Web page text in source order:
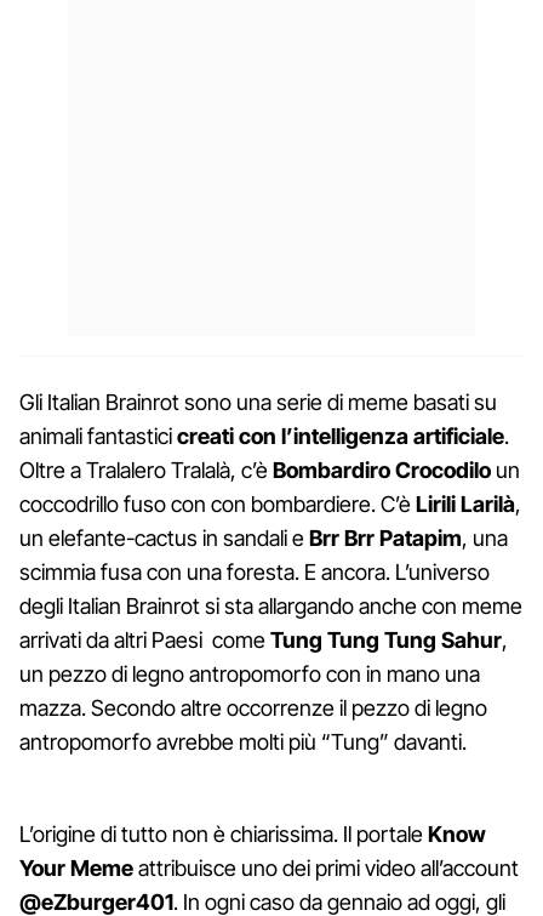
Gli Italian Brainrot sono una serie di meme basati su
animali fantasticicreati con l’intelligenza artificiale.
Oltre a Tralalero Tralalà, c’èBombardiro Crocodilo un
coccodrillo fuso con con bombardiere. C’èLirili Larilà,
un elefante-cactus in sandali eBrr Brr Patapim, una
scimmia fusa con una foresta. E ancora. L’universo
degli Italian Brainrot si sta allargando anche con meme
arrivati da altri Paesi comeTung Tung Tung Sahur,
un pezzo di legno antropomorfo con in mano una
mazza. Secondo altre occorrenze il pezzo di legno
antropomorfo avrebbe molti più “Tung” davanti.
L’origine di tutto non è chiarissima. Il portaleKnow
Your Memeattribuisce uno dei primi video all’account
@eZburger401. In ogni caso da gennaio ad oggi, gli